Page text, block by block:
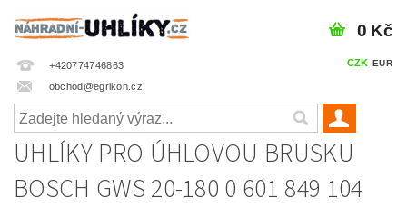
+420774746863
obchod@egrikon.cz
CZK EUR
0 Kč
UHLÍKY PRO ÚHLOVOU BRUSKU
BOSCH GWS 20-180 0 601 849 104